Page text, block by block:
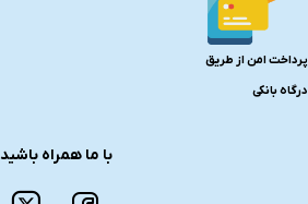
پرداخت امن از طریق
درگاه بانکی
با ما همراه باشید